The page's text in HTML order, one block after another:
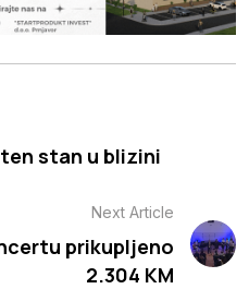
stan u blizini
Next Article
prikupljeno
2.304 KM